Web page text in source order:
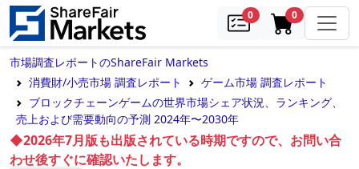
0samples0in cart
市場調査レポートのShareFair Markets
消費財/小売市場 調査レポート
ゲーム市場 調査レポート
ブロックチェーンゲームの世界市場シェア状況、ランキング、
売上および需要動向の予測 2024年〜2030年
◆2026年7月版も出版されている時期ですので、お問い合
わせ後すぐに確認いたします。